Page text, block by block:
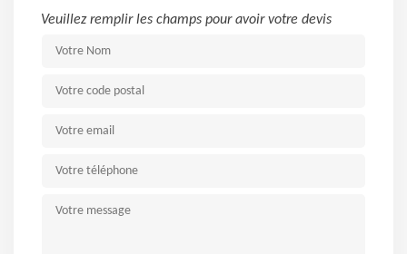
Veuillez remplir les champs pour avoir votre devis